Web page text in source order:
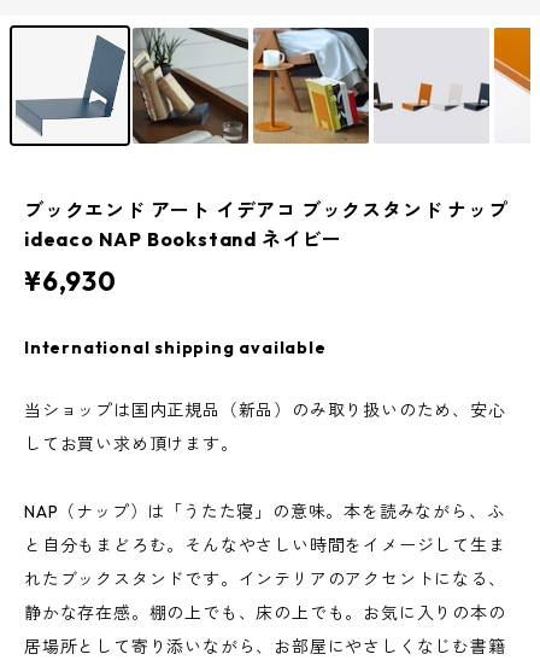
ブックエンド アート イデアコ ブックスタンド ナップ
ideaco NAP Bookstand ネイビー
¥6,930
International shipping available
当ショップは国内正規品（新品）のみ取り扱いのため、安心
してお買い求め頂けます。
NAP（ナップ）は「うたた寝」の意味。本を読みながら、ふ
と自分もまどろむ。そんなやさしい時間をイメージして生ま
れたブックスタンドです。インテリアのアクセントになる、
静かな存在感。棚の上でも、床の上でも。お気に入りの本の
居場所として寄り添いながら、お部屋にやさしくなじむ書籍